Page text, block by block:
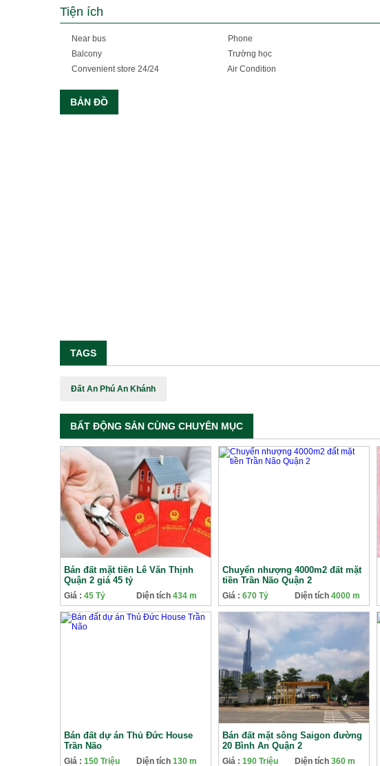
Tiện ích
Near bus Phone
Balcony
Trường học
Convenient store 24/24
Air Condition
BẢN ĐỒ
TAGS
Đất An Phú An Khánh
BẤT ĐỘNG SẢN CÙNG CHUYÊN MỤC
Bán đất mặt tiền Lê Văn Thịnh
Quận 2 giá 45 tỷ
Giá : 45 Tỷ Diện tích 434 m
Chuyển nhượng 4000m2 đất mặt
tiền Trần Não Quận 2
Giá : 670 Tỷ Diện tích 4000 m
Bán đất dự án Thủ Đức House
Trần Não
Giá : 150 Triệu Diện tích 130 m
Bán đất mặt sông Saigon đường
20 Bình An Quận 2
Giá : 190 Triệu Diện tích 360 m